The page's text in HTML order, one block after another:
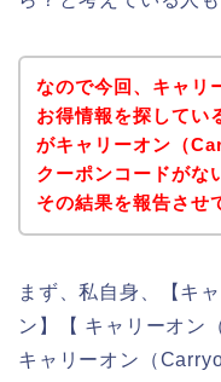
なので今回、キャ
お得情報を探してい
がキャリーオン（
クーポンコードがな
その結果を報告させ
まず、私自身、【キ
ン】【 キャリーオン
キャリーオン（